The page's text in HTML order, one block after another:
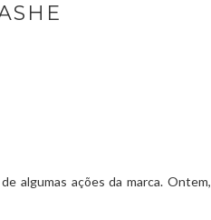
algumas ações da marca. Ontem,